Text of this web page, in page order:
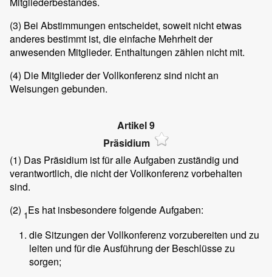
(3) Bei Abstimmungen entscheidet, soweit nicht etwas
anderes bestimmt ist, die einfache Mehrheit der
anwesenden Mitglieder. Enthaltungen zählen nicht mit.
(4) Die Mitglieder der Vollkonferenz sind nicht an
Weisungen gebunden.
Artikel 9
Präsidium
(1) Das Präsidium ist für alle Aufgaben zuständig und
verantwortlich, die nicht der Vollkonferenz vorbehalten
sind.
(2) 1Es hat insbesondere folgende Aufgaben:
die Sitzungen der Vollkonferenz vorzubereiten und zu
leiten und für die Ausführung der Beschlüsse zu
sorgen;